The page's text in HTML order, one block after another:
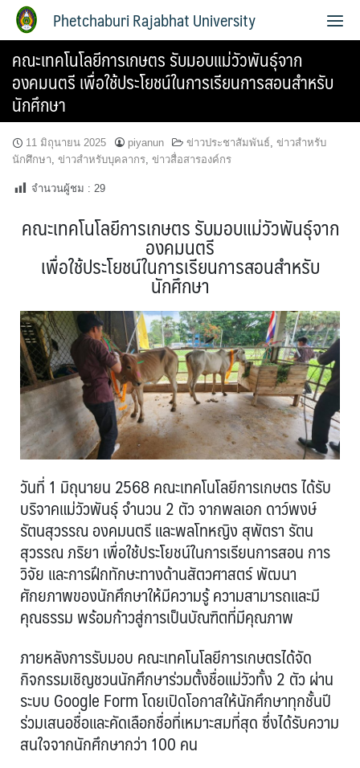
Phetchaburi Rajabhat University
คณะเทคโนโลยีการเกษตร รับมอบแม่วัวพันธุ์จาก
องคมนตรี เพื่อใช้ประโยชน์ในการเรียนการสอนสำหรับ
นักศึกษา
11 มิถุนายน 2025 piyanun ข่าวประชาสัมพันธ์, ข่าวสำหรับ
นักศึกษา, ข่าวสำหรับบุคลากร, ข่าวสื่อสารองค์กร
จำนวนผู้ชม : 29
คณะเทคโนโลยีการเกษตร รับมอบแม่วัวพันธุ์จาก
องคมนตรี
เพื่อใช้ประโยชน์ในการเรียนการสอนสำหรับ
นักศึกษา
วันที่ 1 มิถุนายน 2568 คณะเทคโนโลยีการเกษตร ได้รับ
บริจาคแม่วัวพันธุ์ จำนวน 2 ตัว จากพลเอก ดาว์พงษ์
รัตนสุวรรณ องคมนตรี และพลโทหญิง สุพัตรา รัตน
สุวรรณ ภริยา เพื่อใช้ประโยชน์ในการเรียนการสอน การ
วิจัย และการฝึกทักษะทางด้านสัตวศาสตร์ พัฒนา
ศักยภาพของนักศึกษาให้มีความรู้ ความสามารถและมี
คุณธรรม พร้อมก้าวสู่การเป็นบัณฑิตที่มีคุณภาพ
ภายหลังการรับมอบ คณะเทคโนโลยีการเกษตรได้จัด
กิจกรรมเชิญชวนนักศึกษาร่วมตั้งชื่อแม่วัวทั้ง 2 ตัว ผ่าน
ระบบ Google Form โดยเปิดโอกาสให้นักศึกษาทุกชั้นปี
ร่วมเสนอชื่อและคัดเลือกชื่อที่เหมาะสมที่สุด ซึ่งได้รับความ
สนใจจากนักศึกษากว่า 100 คน